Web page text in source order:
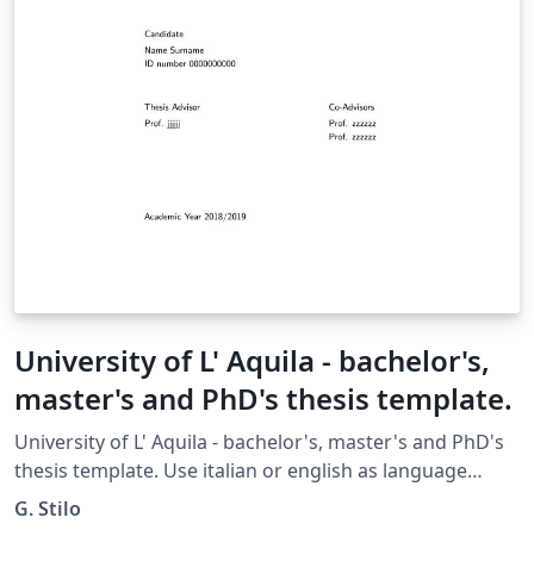
University of L' Aquila - bachelor's,
master's and PhD's thesis template.
University of L' Aquila - bachelor's, master's and PhD's
thesis template. Use italian or english as language
option. You must specify the PhD, LaM, Lau, MasterP,
G. Stilo